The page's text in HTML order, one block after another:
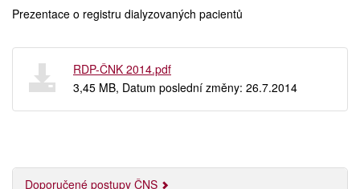
Prezentace o registru dialyzovaných pacientů
RDP-ČNK 2014.pdf
3,45 MB, Datum poslední změny: 26.7.2014
Doporučené postupy ČNS